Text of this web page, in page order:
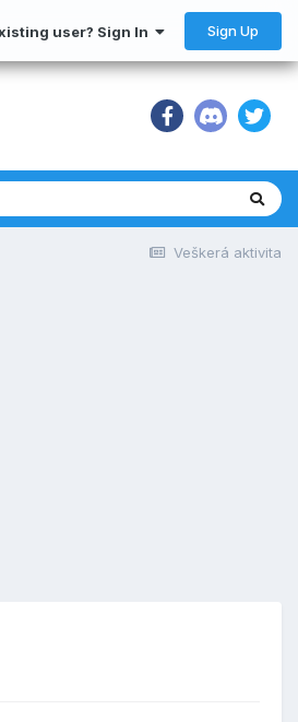
user? Sign In Sign Up
Veškerá aktivita